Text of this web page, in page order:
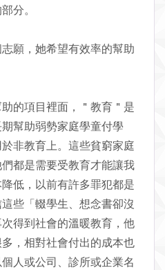
分。
，她希望有效率的幫助
項目裡面，＂教育＂是
幫助弱勢家庭學童付學
非教育上。這些貧窮家庭
都是需要受教育才能讓我
低，以前有許多罪犯都是
些「輟學生、想念書卻沒
得到社會的溫暖教育，他
，相對社會付出的成本也
人或公司、診所或企業名